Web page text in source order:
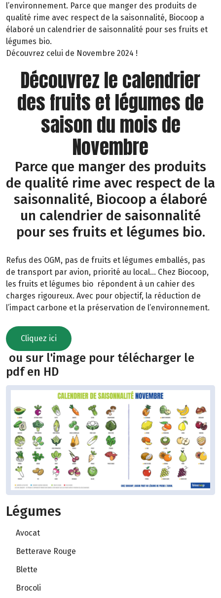
l’environnement. Parce que manger des produits de
qualité rime avec respect de la saisonnalité, Biocoop a
élaboré un calendrier de saisonnalité pour ses fruits et
légumes bio.
Découvrez celui de Novembre 2024 !
Découvrez le calendrier
des fruits et légumes de
saison du mois de
Novembre
Parce que manger des produits
de qualité rime avec respect de la
saisonnalité, Biocoop a élaboré
un calendrier de saisonnalité
pour ses fruits et légumes bio.
Refus des OGM, pas de fruits et légumes emballés, pas
de transport par avion, priorité au local… Chez Biocoop,
les fruits et légumes bio répondent à un cahier des
charges rigoureux. Avec pour objectif, la réduction de
l’impact carbone et la préservation de l’environnement.
Cliquez ici
ou sur l'image pour télécharger le
pdf en HD
Légumes
Avocat
Betterave Rouge
Blette
Brocoli